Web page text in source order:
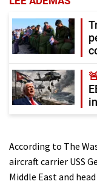
According to The
aircraft carrier USS
Middle East and